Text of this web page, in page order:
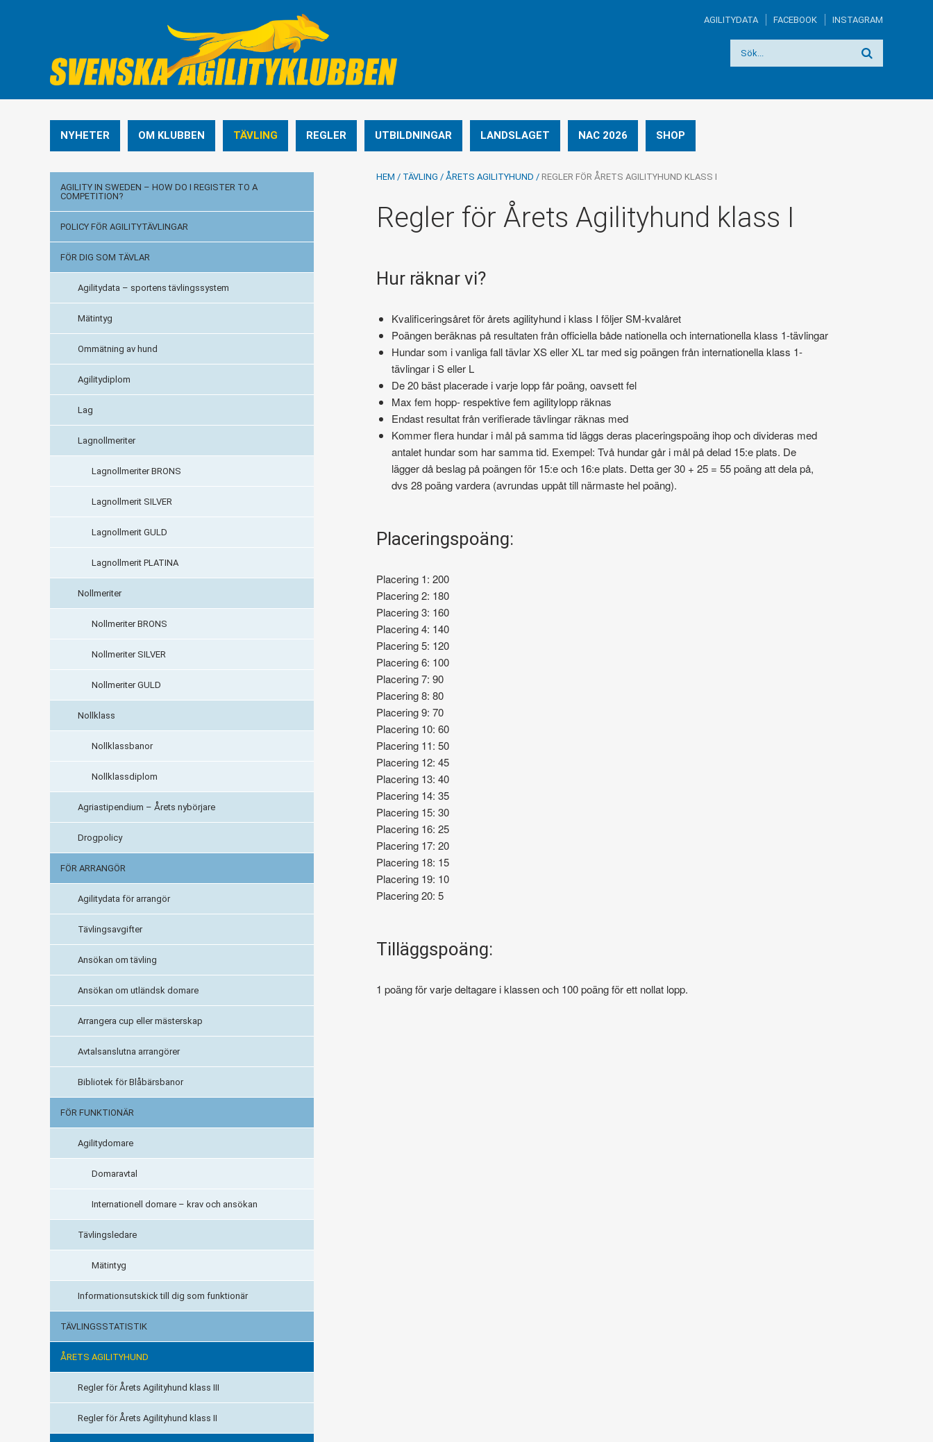
AGILITYDATA FACEBOOK INSTAGRAM
NYHETER OM KLUBBEN TÄVLING REGLER UTBILDNINGAR LANDSLAGET NAC 2026 SHOP
AGILITY IN SWEDEN – HOW DO I REGISTER TO A
COMPETITION?
POLICY FÖR AGILITYTÄVLINGAR
FÖR DIG SOM TÄVLAR
Agilitydata – sportens tävlingssystem
Mätintyg
Ommätning av hund
Agilitydiplom
Lag
Lagnollmeriter
Lagnollmeriter BRONS
Lagnollmerit SILVER
Lagnollmerit GULD
Lagnollmerit PLATINA
Nollmeriter
Nollmeriter BRONS
Nollmeriter SILVER
Nollmeriter GULD
Nollklass
Nollklassbanor
Nollklassdiplom
Agriastipendium – Årets nybörjare
Drogpolicy
FÖR ARRANGÖR
Agilitydata för arrangör
Tävlingsavgifter
Ansökan om tävling
Ansökan om utländsk domare
Arrangera cup eller mästerskap
Avtalsanslutna arrangörer
Bibliotek för Blåbärsbanor
FÖR FUNKTIONÄR
Agilitydomare
Domaravtal
Internationell domare – krav och ansökan
Tävlingsledare
Mätintyg
Informationsutskick till dig som funktionär
TÄVLINGSSTATISTIK
ÅRETS AGILITYHUND
Regler för Årets Agilityhund klass III
Regler för Årets Agilityhund klass II
HEM / TÄVLING / ÅRETS AGILITYHUND / REGLER FÖR ÅRETS AGILITYHUND KLASS I
Regler för Årets Agilityhund klass I
Hur räknar vi?
Kvalificeringsåret för årets agilityhund i klass I följer SM-kvalåret
Poängen beräknas på resultaten från officiella både nationella och internationella klass 1-tävlingar
Hundar som i vanliga fall tävlar XS eller XL tar med sig poängen från internationella klass 1-
tävlingar i S eller L
De 20 bäst placerade i varje lopp får poäng, oavsett fel
Max fem hopp- respektive fem agilitylopp räknas
Endast resultat från verifierade tävlingar räknas med
Kommer flera hundar i mål på samma tid läggs deras placeringspoäng ihop och divideras med
antalet hundar som har samma tid. Exempel: Två hundar går i mål på delad 15:e plats. De
lägger då beslag på poängen för 15:e och 16:e plats. Detta ger 30 + 25 = 55 poäng att dela på,
dvs 28 poäng vardera (avrundas uppåt till närmaste hel poäng).
Placeringspoäng:
Placering 1: 200
Placering 2: 180
Placering 3: 160
Placering 4: 140
Placering 5: 120
Placering 6: 100
Placering 7: 90
Placering 8: 80
Placering 9: 70
Placering 10: 60
Placering 11: 50
Placering 12: 45
Placering 13: 40
Placering 14: 35
Placering 15: 30
Placering 16: 25
Placering 17: 20
Placering 18: 15
Placering 19: 10
Placering 20: 5
Tilläggspoäng:
1 poäng för varje deltagare i klassen och 100 poäng för ett nollat lopp.